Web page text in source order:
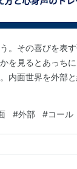
。その喜びを表
を見るとあっち
内面世界を外部
#外部 #コール